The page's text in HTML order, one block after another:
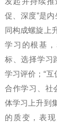
促、深度”是
同构成螺旋上
学习的根基
标、选择学习
学习评价；“互
合作学习、社
体学习上升到
的质变，表